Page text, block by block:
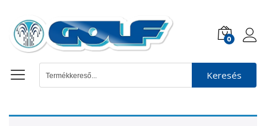
0
Keresés